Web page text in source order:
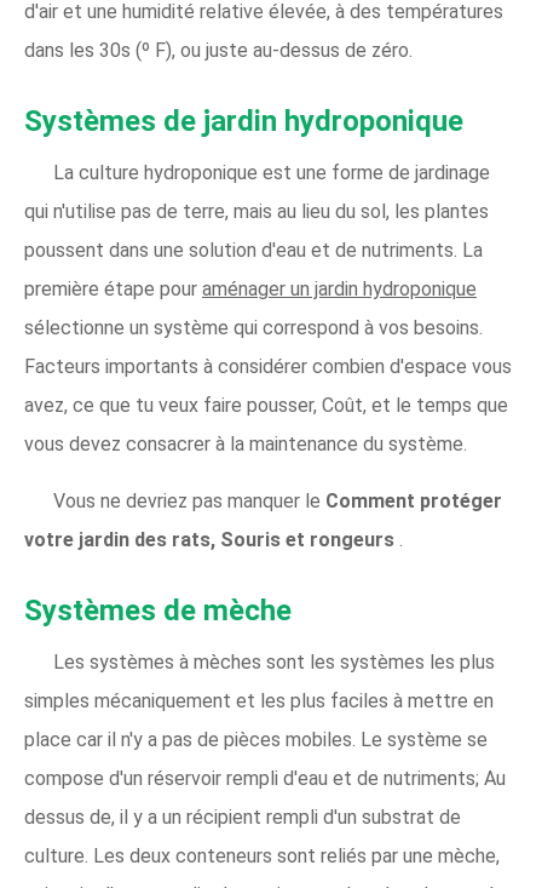
d'air et une humidité relative élevée, à des températures
dans les 30s (º F), ou juste au-dessus de zéro.
Systèmes de jardin hydroponique
La culture hydroponique est une forme de jardinage
qui n'utilise pas de terre, mais au lieu du sol, les plantes
poussent dans une solution d'eau et de nutriments. La
première étape pour aménager un jardin hydroponique
sélectionne un système qui correspond à vos besoins.
Facteurs importants à considérer combien d'espace vous
avez, ce que tu veux faire pousser, Coût, et le temps que
vous devez consacrer à la maintenance du système.
Vous ne devriez pas manquer le Comment protéger
votre jardin des rats, Souris et rongeurs .
Systèmes de mèche
Les systèmes à mèches sont les systèmes les plus
simples mécaniquement et les plus faciles à mettre en
place car il n'y a pas de pièces mobiles. Le système se
compose d'un réservoir rempli d'eau et de nutriments; Au
dessus de, il y a un récipient rempli d'un substrat de
culture. Les deux conteneurs sont reliés par une mèche,